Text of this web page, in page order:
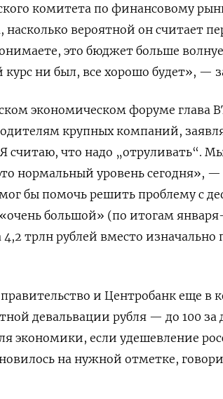
комитета по финансовому
насколько вероятной он считает
это бюджет больше
курс ни был, все хорошо будет», —
экономическом форуме глава
крупных компаний,
считаю, что надо „отруливать“.
нормальный уровень сегодня», —
бы помочь решить проблему с
большой» (по итогам
трлн рублей вместо изначально
и Центробанк еще в
девальвации рубля — до 100 за
экономики, если удешевление
на нужной отметке,